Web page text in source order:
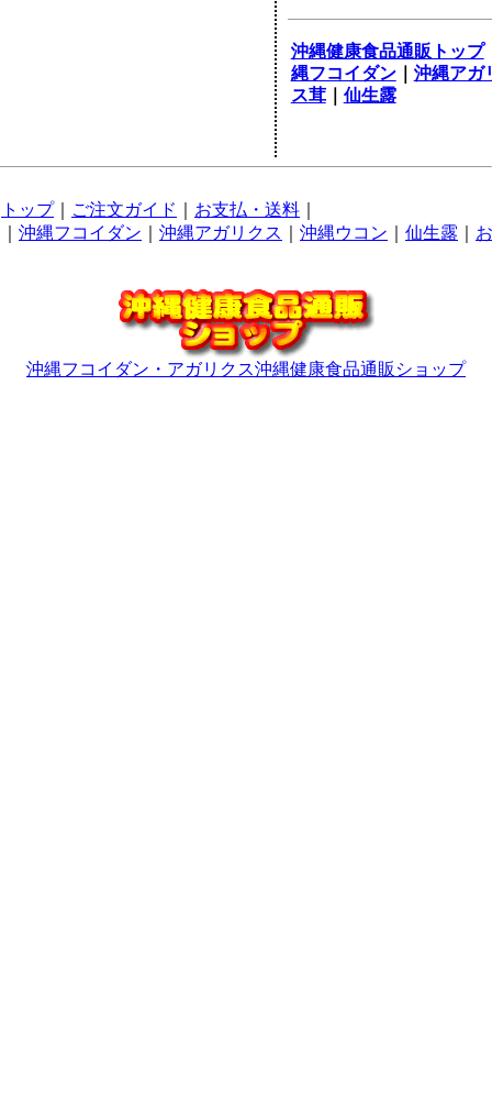
沖縄健康食品通販トップ
縄フコイダン｜ 沖縄アガ
ス茸｜ 仙生露
トップ｜ ご注文ガイド お支払・送料
沖縄フコイダン 沖縄アガリクス 沖縄ウコン 仙生露
沖縄フコイダン・アガリクス沖縄健康食品通販ショップ